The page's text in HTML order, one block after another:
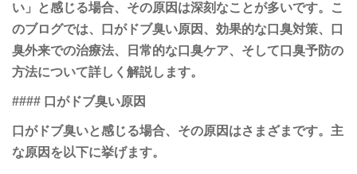
い」と感じる場合、その原因は深刻なことが多いです。こ
のブログでは、口がドブ臭い原因、効果的な口臭対策、口
臭外来での治療法、日常的な口臭ケア、そして口臭予防の
方法について詳しく解説します。
#### 口がドブ臭い原因
口がドブ臭いと感じる場合、その原因はさまざまです。主
な原因を以下に挙げます。